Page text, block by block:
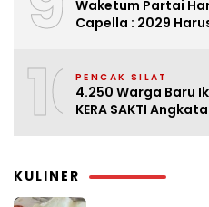
Waketum Partai
Capella : 2029
10PENCAK SILAT
4.250 Warga Baru
KERA SAKTI
KULINER